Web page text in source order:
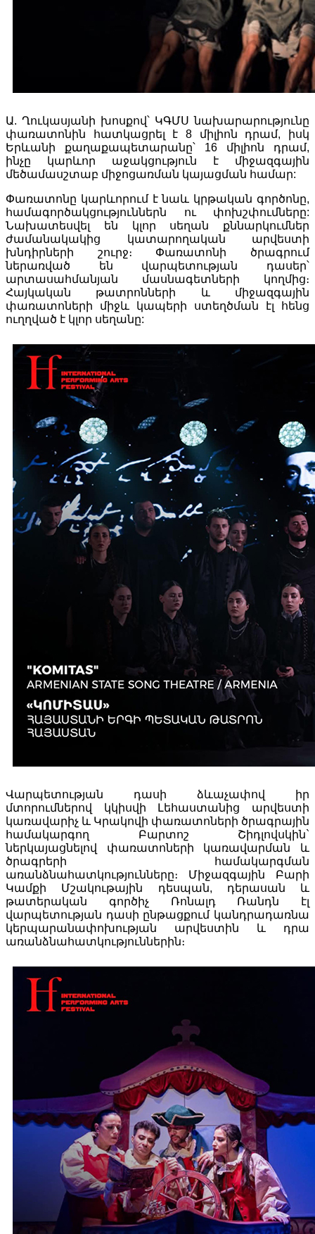
Ա. Ղուկասյանի խոսքով՝ ԿԳՄՍ նախարարությունը
փառատոնին հատկացրել է 8 միլիոն դրամ, իսկ
Երևանի քաղաքապետարանը՝ 16 միլիոն դրամ,
ինչը կարևոր աջակցություն է միջազգային
մեծամասշտաբ միջոցառման կայացման համար:
Փառատոնը կարևորում է նաև կրթական գործոնը,
համագործակցություններն ու փոխշփումները:
Նախատեսվել են կլոր սեղան քննարկումներ
ժամանակակից կատարողական արվեստի
խնդիրների շուրջ։ Փառատոնի ծրագրում
ներառված են վարպետության դասեր՝
արտասահմանյան մասնագետների կողմից։
Հայկական թատրոնների և միջազգային
փառատոների միջև կապերի ստեղծման էլ հենց
ուղղված է կլոր սեղանը:
Վարպետության դասի ձևաչափով իր
մտորումներով կկիսվի Լեհաստանից արվեստի
կառավարիչ և Կրակովի փառատոների ծրագրային
համակարգող Բարտոշ Շիդլովսկին`
ներկայացնելով փառատոների կառավարման և
ծրագրերի համակարգման
առանձնահատկությունները։ Միջազգային Բարի
Կամքի Մշակութային դեսպան, դերասան և
թատերական գործիչ Ռոնալդ Ռանդն էլ
վարպետության դասի ընթացքում կանդրադառնա
կերպարանափոխության արվեստին և դրա
առանձնահատկություններին։